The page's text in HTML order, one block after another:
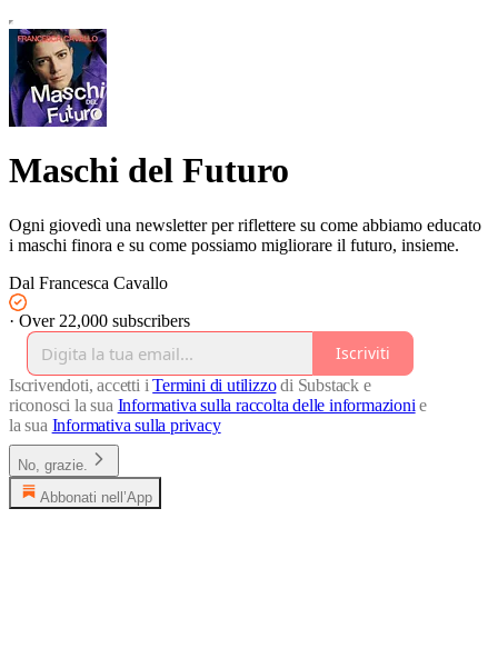
Maschi del Futuro
Ogni giovedì una newsletter per riflettere su come abbiamo educato
i maschi finora e su come possiamo migliorare il futuro, insieme.
Dal Francesca Cavallo
· Over 22,000 subscribers
Iscriviti
Iscrivendoti, accetti iTermini di utilizzodi Substack e
riconosci la sua Informativa sulla raccolta delle informazioni e
la sua Informativa sulla privacy
No, grazie.
Abbonati nell’App